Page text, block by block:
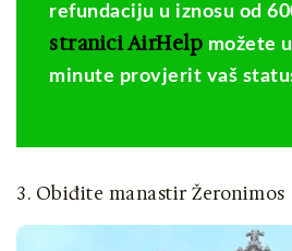
refundaciju u iznosu od
stranici AirHelp možete
minute provjerit vaš
3. Obiđite manastir Žeronimos